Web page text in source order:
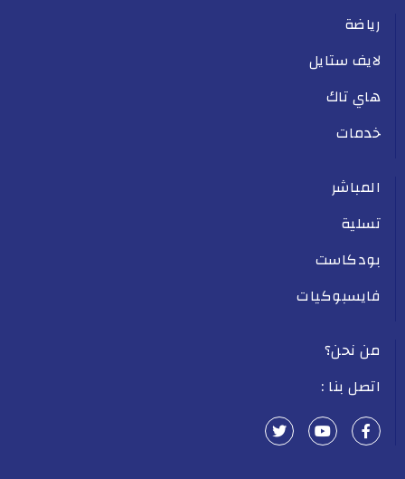
رياضة
لايف ستايل
هاي تاك
خدمات
المباشر
تسلية
بودكاست
فايسبوكيات
من نحن؟
اتصل بنا :